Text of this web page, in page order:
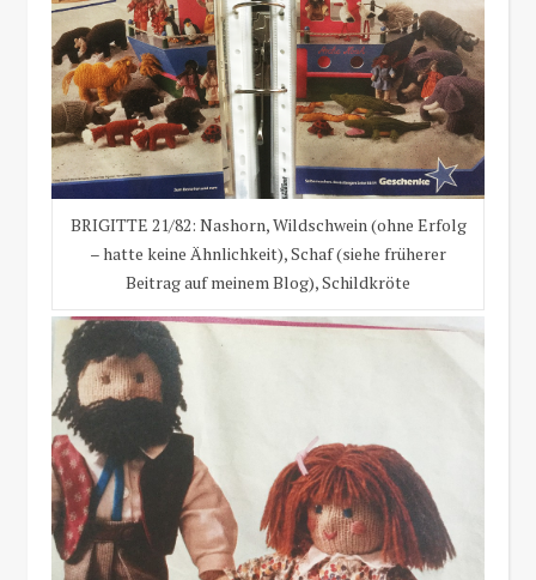
BRIGITTE 21/82: Nashorn, Wildschwein (ohne Erfolg
– hatte keine Ähnlichkeit), Schaf (siehe früherer
Beitrag auf meinem Blog), Schildkröte